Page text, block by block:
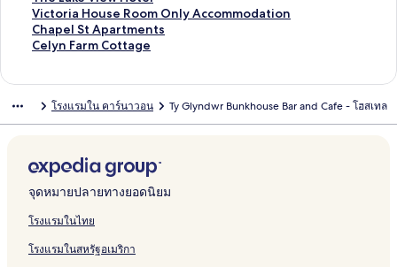
e
n
-
s
H
o
s
t
l
i
n
S
o
a
W
i
t
Y
o
y
a
e
S
p
a
n
a
s
t
H
o
u
s
r
A
f
A
f
r
S
a
r
i
T
n
M
o
c
o
l
H
B
n
i
l
y
a
I
s
g
บ
S
e
p
รั
บ
C
G
n
i
o
n
a
ห
รั
บ
R
s
C
o
u
t
สำ
ห
รั
o
น
สำ
ห
z
o
t
T
e
t
ฐ
า
น
S
o
n
t
M
n
ร
ฐ
า
บ
a
r
m
i
g
า
ต
ร
สำ
ห
B
l
a
c
B
ม
า
ต
สำ
บ
T
h
e
o
ก์
ม
า
น
รั
บ
L
l
y
ง
ก์
ม
า
ห
รั
บ
T
e
Victoria House Room Only Accommodation
ลิ
ง
ก์
ฐ
สำ
ห
รั
บ
i
Chapel St Apartments
ลิ
ง
ร
น
สำ
ห
รั
C
Celyn Farm Cottage
ลิ
ต
า
น
สำ
ห
บ
โรงแรมใน คาร์นาวอน Ty Glyndwr Bunkhouse Bar and Cafe - โฮสเทล
จุดหมายปลายทางยอดนิยม
โรงแรมในไทย
โรงแรมในสหรัฐอเมริกา